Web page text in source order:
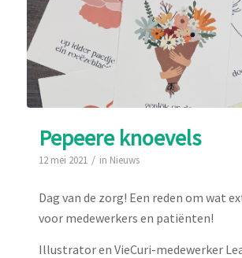
Pepeere knoevels
12 mei 2021 / in Nieuws
Dag van de zorg! Een reden om wat
voor medewerkers en patiënten!
Illustrator en VieCuri-medewerker